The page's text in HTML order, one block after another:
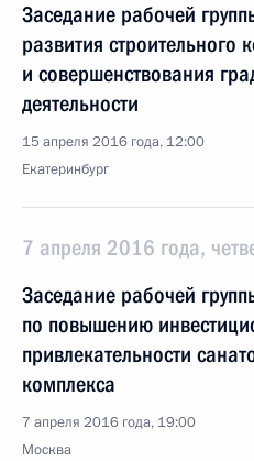
Заседание рабочей
развития строительного
и совершенствования
деятельности
15 апреля 2016 года, 12:00
Екатеринбург
7 апреля 2016 года,
Заседание рабочей
по повышению
привлекательности
комплекса
7 апреля 2016 года, 19:00
Москва